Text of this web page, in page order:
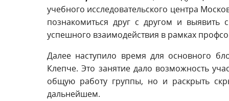
учебного исследовательского центра
познакомиться друг с другом и
успешного взаимодействия в рамках
Далее наступило время для основного
Клепче. Это занятие дало возможность
общую работу группы, но и раскрыть
дальнейшем.